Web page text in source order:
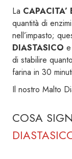
La
quantità di
nell’impasto;
DIASTASICO e
di stabilire
farina in 30
Il nostro Malto
COSA